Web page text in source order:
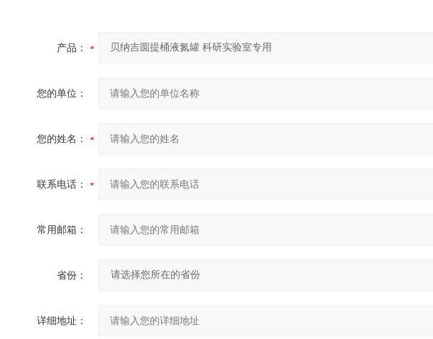
产品：
您的单位：
您的姓名：
联系电话：
常用邮箱：
省份：
详细地址：